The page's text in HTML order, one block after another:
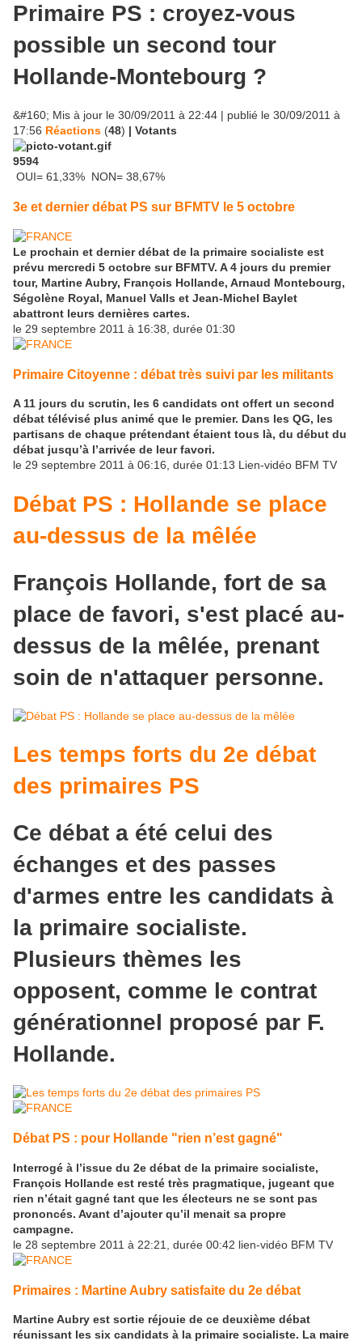
Primaire PS : croyez-vous
possible un second tour
Hollande-Montebourg ?
&#160; Mis à jour le 30/09/2011 à 22:44 | publié le 30/09/2011 à
17:56 Réactions (48) | Votants
9594
OUI= 61,33% NON= 38,67%
3e et dernier débat PS sur BFMTV le 5 octobre
Le prochain et dernier débat de la primaire socialiste est
prévu mercredi 5 octobre sur BFMTV. A 4 jours du premier
tour, Martine Aubry, François Hollande, Arnaud Montebourg,
Ségolène Royal, Manuel Valls et Jean-Michel Baylet
abattront leurs dernières cartes.
le 29 septembre 2011 à 16:38, durée 01:30
Primaire Citoyenne : débat très suivi par les militants
A 11 jours du scrutin, les 6 candidats ont offert un second
débat télévisé plus animé que le premier. Dans les QG, les
partisans de chaque prétendant étaient tous là, du début du
débat jusqu’à l’arrivée de leur favori.
le 29 septembre 2011 à 06:16, durée 01:13 Lien-vidéo BFM TV
Débat PS : Hollande se place
au-dessus de la mêlée
François Hollande, fort de sa
place de favori, s'est placé au-
dessus de la mêlée, prenant
soin de n'attaquer personne.
Les temps forts du 2e débat
des primaires PS
Ce débat a été celui des
échanges et des passes
d'armes entre les candidats à
la primaire socialiste.
Plusieurs thèmes les
opposent, comme le contrat
générationnel proposé par F.
Hollande.
Débat PS : pour Hollande "rien n’est gagné"
Interrogé à l’issue du 2e débat de la primaire socialiste,
François Hollande est resté très pragmatique, jugeant que
rien n’était gagné tant que les électeurs ne se sont pas
prononcés. Avant d’ajouter qu’il menait sa propre
campagne.
le 28 septembre 2011 à 22:21, durée 00:42 lien-vidéo BFM TV
Primaires : Martine Aubry satisfaite du 2e débat
Martine Aubry est sortie réjouie de ce deuxième débat
réunissant les six candidats à la primaire socialiste. La maire